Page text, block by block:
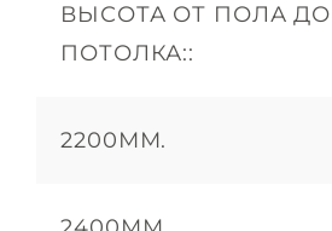
ВЫСОТА ОТ ПОЛА ДО
ПОТОЛКА::
2200ММ.